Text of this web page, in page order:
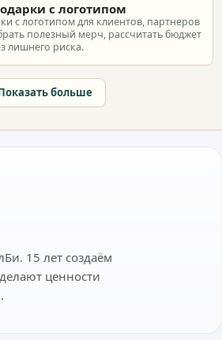
с логотипом
с логотипом для клиентов, партнеров
полезный мерч, рассчитать бюджет
лишнего риска.
больше
15 лет создаём
ценности